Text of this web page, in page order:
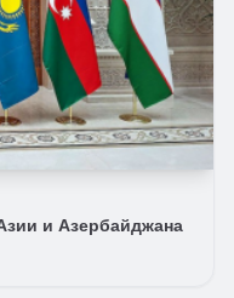
и Азербайджана